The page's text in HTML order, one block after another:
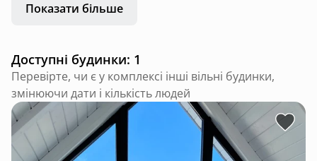
Для відпочинку можна обрати будиночок:
Цей будиночок ідеальний для романтичної
подорожі.
-BARN з панорамною сіткою-гамаком та PlayStation 5
🎮
На території розташований басейн з підігрівом.
Працює з квітня по жовтень. Користуватися можна
цілодобово.💧
Показати більше
Доступні будинки: 1
Перевірте, чи є у комплексі інші вільні будинки,
змінюючи дати і кількість людей